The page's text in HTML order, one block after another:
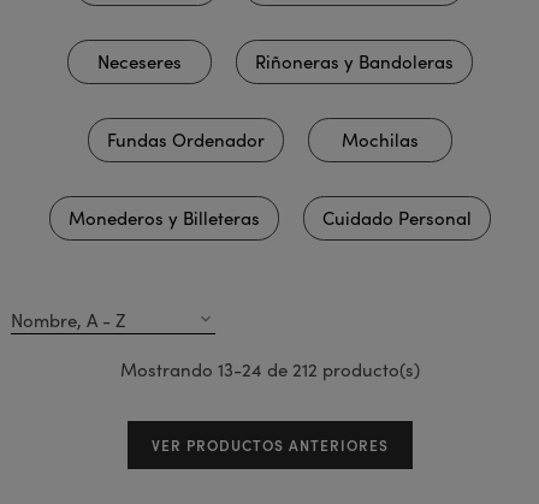
Neceseres Riñoneras y Bandoleras
Fundas Ordenador Mochilas
Monederos y Billeteras Cuidado Personal
Nombre, A - Z expand_more
Mostrando 13-24 de 212 producto(s)
VER PRODUCTOS ANTERIORES